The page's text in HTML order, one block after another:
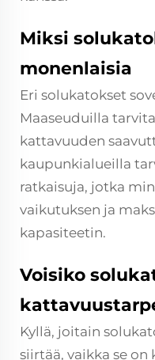
Miksi
monenlaisia
Eri solukatokset
Maaseuduilla
kattavuuden
kaupunkialueilla
ratkaisuja, jotka
vaikutuksen ja
kapasiteetin.
Voisiko
Kyllä, joitain
siirtää, vaikka se